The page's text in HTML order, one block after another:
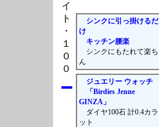
イ
ト
・
１
０
０
シンクに引っ掛けるだ
け
キッチン腰楽
シンクにもたれて楽ち
ん
ジュエリー ウォッチ
「Birdies Jenne
GINZA」
ダイヤ100石 計0.4カラ
ット